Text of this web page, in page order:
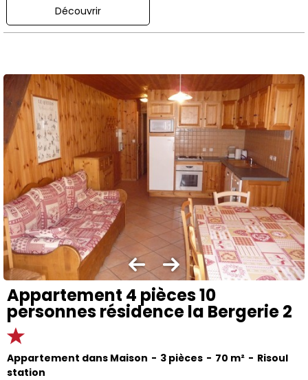
Découvrir
Appartement 4 pièces 10
personnes résidence la Bergerie 2
Appartement dans Maison 3 pièces 70 m²
Risoul
station